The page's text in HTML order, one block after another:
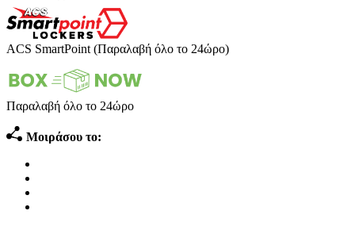
ACS SmartPoint (Παραλαβή όλο το 24ώρο)
Παραλαβή όλο το 24ώρο
Μοιράσου το: